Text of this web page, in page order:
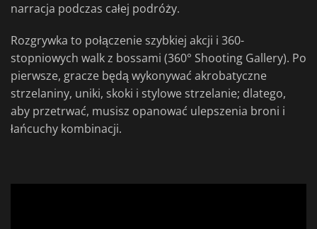
narracja podczas całej podróży.
Rozgrywka to połączenie szybkiej akcji i 360-
stopniowych walk z bossami (360° Shooting Gallery). Po
pierwsze, gracze będą wykonywać akrobatyczne
strzelaniny, uniki, skoki i stylowe strzelanie; dlatego,
aby przetrwać, musisz opanować ulepszenia broni i
łańcuchy kombinacji.